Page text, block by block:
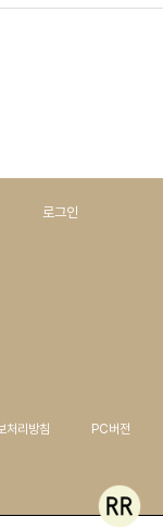
로그인
처리방침 PC버전